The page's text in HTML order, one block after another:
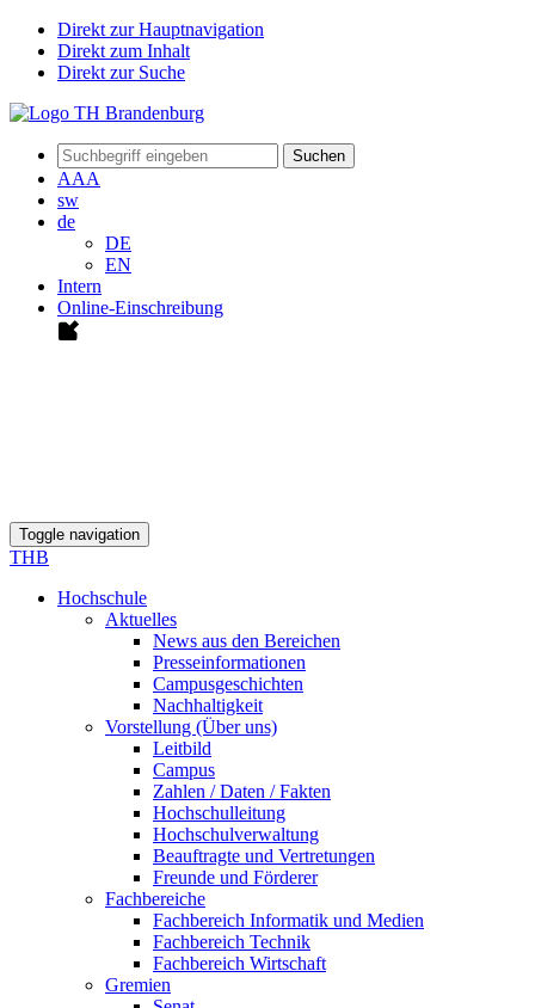
Direkt zur Hauptnavigation
Direkt zum Inhalt
Direkt zur Suche
Suchen
AAA
sw
de
DE
EN
Intern
Online-Einschreibung
Toggle navigation
THB
Hochschule
Aktuelles
News aus den Bereichen
Presseinformationen
Campusgeschichten
Nachhaltigkeit
Vorstellung (Über uns)
Leitbild
Campus
Zahlen / Daten / Fakten
Hochschulleitung
Hochschulverwaltung
Beauftragte und Vertretungen
Freunde und Förderer
Fachbereiche
Fachbereich Informatik und Medien
Fachbereich Technik
Fachbereich Wirtschaft
Gremien